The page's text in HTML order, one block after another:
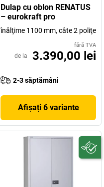
Dulap cu oblon RENATUS
– eurokraft pro
înălţime 1100 mm, câte 2 poliţe
fără TVA
de la 3.390,00 lei
2-3 săptămâni
Afișați 6 variante